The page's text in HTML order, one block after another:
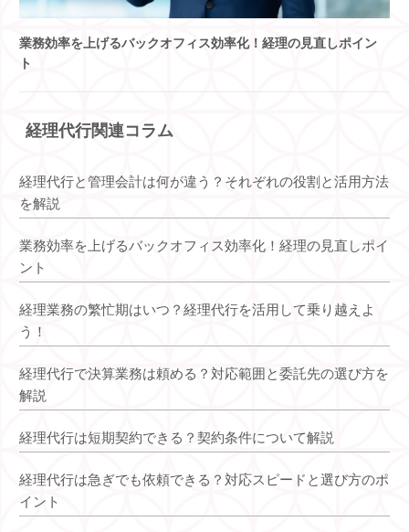
業務効率を上げるバックオフィス効率化！経理の見直しポイン
ト
経理代行関連コラム
経理代行と管理会計は何が違う？それぞれの役割と活用方法
を解説
業務効率を上げるバックオフィス効率化！経理の見直しポイ
ント
経理業務の繁忙期はいつ？経理代行を活用して乗り越えよ
う！
経理代行で決算業務は頼める？対応範囲と委託先の選び方を
解説
経理代行は短期契約できる？契約条件について解説
経理代行は急ぎでも依頼できる？対応スピードと選び方のポ
イント